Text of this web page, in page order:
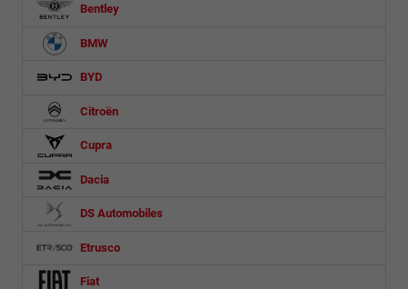
Bentley
BMW
BYD
Citroën
Cupra
Dacia
DS Automobiles
Etrusco
Fiat